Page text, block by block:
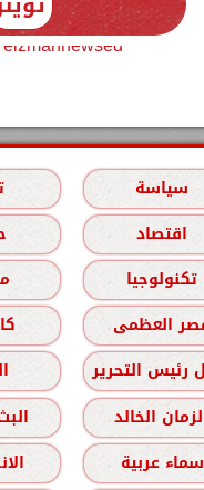
سياسة
اقتصاد
تكنولوجيا
العظمى
رئيس التحرير
الخالد
سماء عربية